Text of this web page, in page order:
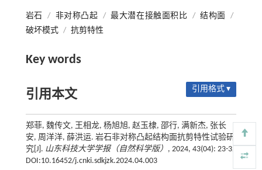
岩石 / 非对称凸起 / 最大潜在接触面积比 / 结构面
/
破坏模式 / 抗剪特性
Key words
引用本文 引用格式 ▾
郑菲, 魏传文, 王相龙, 杨旭旭, 赵玉棣, 邵行, 满新杰, 张长
安, 周洋洋, 薛洪运. 岩石非对称凸起结构面抗剪特性试验研
究[J]. 山东科技大学学报（自然科学版） , 2024, 43(04): 23-32
DOI:10.16452/j.cnki.sdkjzk.2024.04.003